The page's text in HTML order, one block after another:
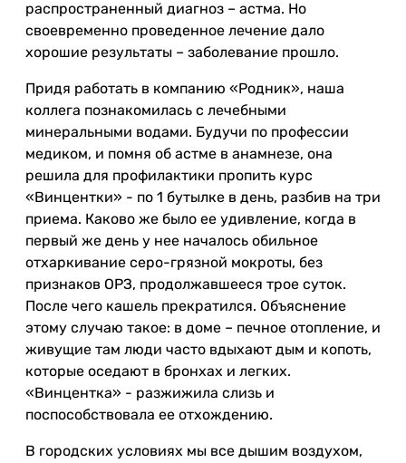
распространенный диагноз – астма. Но
своевременно проведенное лечение дало
хорошие результаты – заболевание прошло.
Придя работать в компанию «Родник», наша
коллега познакомилась с лечебными
минеральными водами. Будучи по профессии
медиком, и помня об астме в анамнезе, она
решила для профилактики пропить курс
«Винцентки» - по 1 бутылке в день, разбив на три
приема. Каково же было ее удивление, когда в
первый же день у нее началось обильное
отхаркивание серо-грязной мокроты, без
признаков ОРЗ, продолжавшееся трое суток.
После чего кашель прекратился. Объяснение
этому случаю такое: в доме – печное отопление, и
живущие там люди часто вдыхают дым и копоть,
которые оседают в бронхах и легких.
«Винцентка» - разжижила слизь и
поспособствовала ее отхождению.
В городских условиях мы все дышим воздухом,